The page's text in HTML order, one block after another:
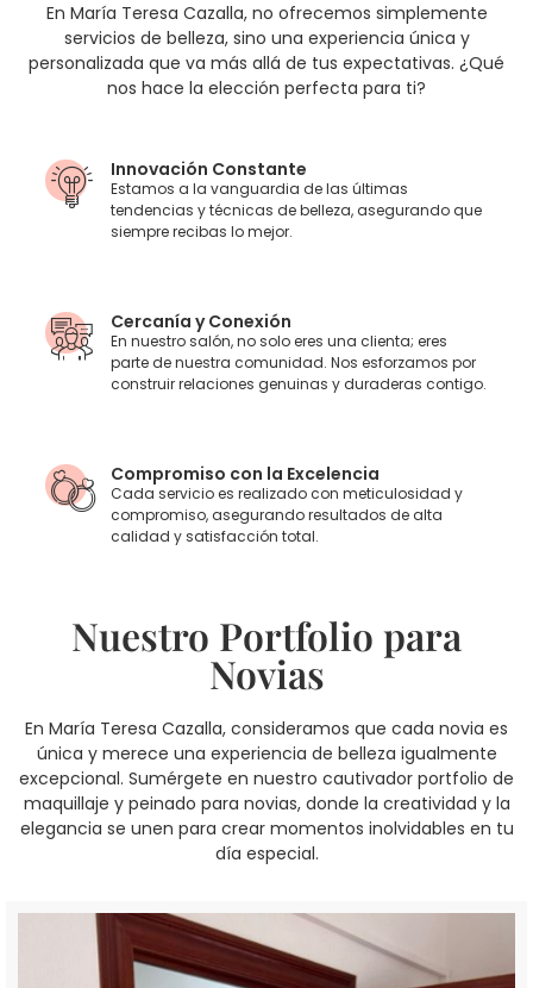
En María Teresa Cazalla, no ofrecemos simplemente
servicios de belleza, sino una experiencia única y
personalizada que va más allá de tus expectativas. ¿Qué
nos hace la elección perfecta para ti?
Innovación Constante
Estamos a la vanguardia de las últimas
tendencias y técnicas de belleza, asegurando que
siempre recibas lo mejor.
Cercanía y Conexión
En nuestro salón, no solo eres una clienta; eres
parte de nuestra comunidad. Nos esforzamos por
construir relaciones genuinas y duraderas contigo.
Compromiso con la Excelencia
Cada servicio es realizado con meticulosidad y
compromiso, asegurando resultados de alta
calidad y satisfacción total.
Nuestro Portfolio para
Novias
En María Teresa Cazalla, consideramos que cada novia es
única y merece una experiencia de belleza igualmente
excepcional. Sumérgete en nuestro cautivador portfolio de
maquillaje y peinado para novias, donde la creatividad y la
elegancia se unen para crear momentos inolvidables en tu
día especial.